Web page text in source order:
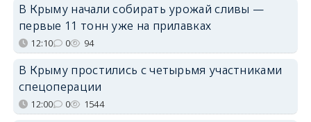
В Крыму начали собирать урожай сливы —
первые 11 тонн уже на прилавках
12:10 0 94
В Крыму простились с четырьмя участниками
спецоперации
12:00 0 1544